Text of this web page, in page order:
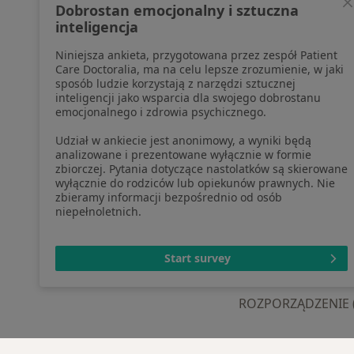
pozyskaliśmy samodzielnie
Polityka cookies
Jak działają wyniki wyszukiwania
Dostępność
O nas
Praca Rekrutujemy!
Partnerzy
Centrum prasowe
Kontakt
Blog
otwiera się w
otwiera
Dobrostan emocjonalny i sztuczna
inteligencja
Niniejsza ankieta, przygotowana przez zespół Patient
Care Doctoralia, ma na celu lepsze zrozumienie, w jaki
sposób ludzie korzystają z narzędzi sztucznej
inteligencji jako wsparcia dla swojego dobrostanu
emocjonalnego i zdrowia psychicznego.
Udział w ankiecie jest anonimowy, a wyniki będą
analizowane i prezentowane wyłącznie w formie
zbiorczej. Pytania dotyczące nastolatków są skierowane
wyłącznie do rodziców lub opiekunów prawnych. Nie
zbieramy informacji bezpośrednio od osób
niepełnoletnich.
Start survey